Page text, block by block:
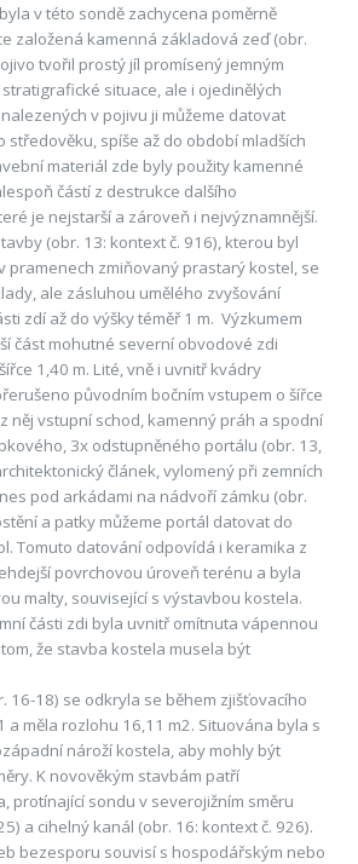
v této sondě zachycena poměrně
založená kamenná základová zeď (obr.
tvořil prostý jíl promísený jemným
situace, ale i ojedinělých
v pojivu ji můžeme datovat
středověku, spíše až do období mladších
materiál zde byly použity kamenné
částí z destrukce dalšího
je nejstarší a zároveň i nejvýznamnější.
(obr. 13: kontext č. 916), kterou byl
pramenech zmiňovaný prastarý kostel, se
ale zásluhou umělého zvyšování
zdí až do výšky téměř 1 m. Výzkumem
část mohutné severní obvodové zdi
1,40 m. Lité, vně i uvnitř kvádry
původním bočním vstupem o šířce
něj vstupní schod, kamenný práh a spodní
3x odstupněného portálu (obr. 13,
článek, vylomený při zemních
pod arkádami na nádvoří zámku (obr.
a patky můžeme portál datovat do
Tomuto datování odpovídá i keramika z
povrchovou úroveň terénu a byla
malty, související s výstavbou kostela.
části zdi byla uvnitř omítnuta vápennou
že stavba kostela musela být
16-18) se odkryla se během zjišťovacího
a měla rozlohu 16,11 m2. Situována byla s
nároží kostela, aby mohly být
K novověkým stavbám patří
protínající sondu v severojižním směru
a cihelný kanál (obr. 16: kontext č. 926).
bezesporu souvisí s hospodářským nebo